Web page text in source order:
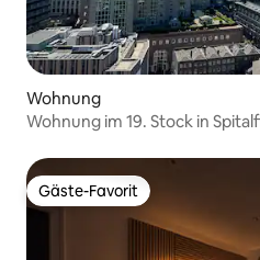
Wohnung
Wohnung im 19. Stock in
Gäste-Favorit
Gäste-Favorit